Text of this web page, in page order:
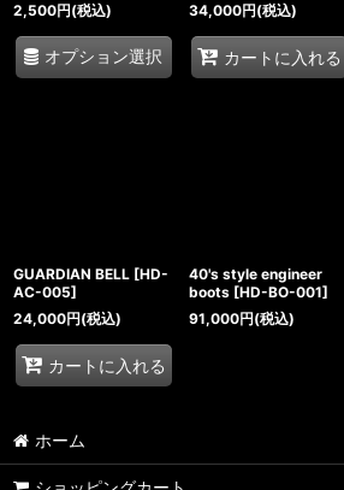
2,500円(税込)
オプション選択
34,000円(税込)
カートに入れる
GUARDIAN BELL [HD-
AC-005]
24,000円(税込)
カートに入れる
40's style engineer
boots [HD-BO-001]
91,000円(税込)
ホーム